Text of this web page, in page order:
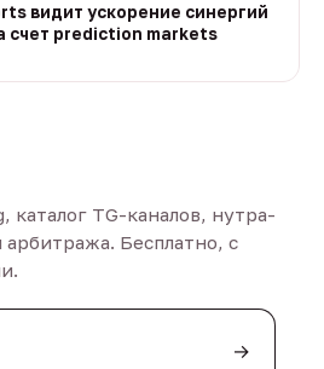
видит ускорение синергий
счет prediction markets
каталог TG-каналов, нутра-
Бесплатно, с
→